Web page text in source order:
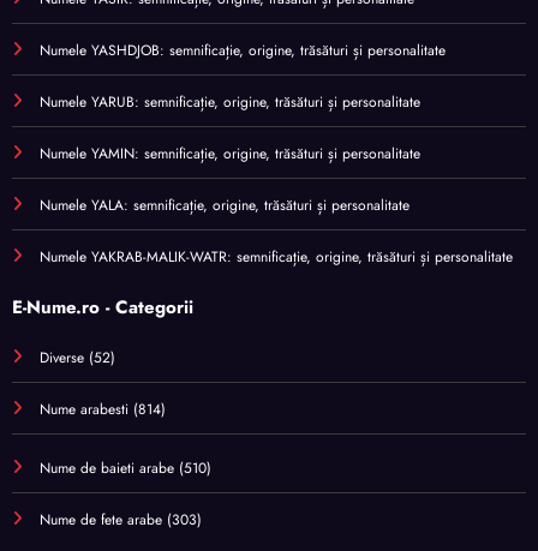
Numele YASHDJOB: semnificație, origine, trăsături și personalitate
Numele YARUB: semnificație, origine, trăsături și personalitate
Numele YAMIN: semnificație, origine, trăsături și personalitate
Numele YALA: semnificație, origine, trăsături și personalitate
Numele YAKRAB-MALIK-WATR: semnificație, origine, trăsături și personalitate
E-Nume.ro - Categorii
Diverse (52)
Nume arabesti (814)
Nume de baieti arabe (510)
Nume de fete arabe (303)